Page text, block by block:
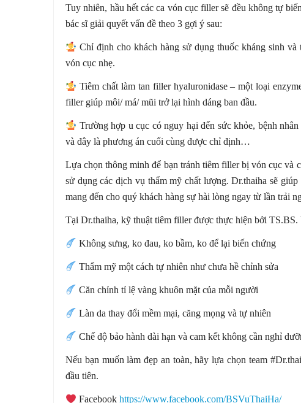
Tuy nhiên, hầu hết các ca vón cục filler sẽ đều không tự
bác sĩ giải quyết vấn đề theo 3 gợi ý sau:
Chỉ định cho khách hàng sử dụng thuốc kháng sinh
vón cục nhẹ.
Tiêm chất làm tan filler hyaluronidase – một loại
filler giúp môi/ má/ mũi trở lại hình dáng ban đầu.
Trường hợp u cục có nguy hại đến sức khỏe, bệnh
và đây là phương án cuối cùng được chỉ định…
Lựa chọn thông minh để bạn tránh tiêm filler bị vón cục và
sử dụng các dịch vụ thẩm mỹ chất lượng. Dr.thaiha sẽ
mang đến cho quý khách hàng sự hài lòng ngay từ lần trải
Tại Dr.thaiha, kỹ thuật tiêm filler được thực hiện bởi
️ Không sưng, ko đau, ko bầm, ko để lại biến chứng
️ Thẩm mỹ một cách tự nhiên như chưa hề chỉnh sửa
️ Căn chỉnh tỉ lệ vàng khuôn mặt của mỗi người
️ Làn da thay đổi mềm mại, căng mọng và tự nhiên
Chế độ bảo hành dài hạn và cam kết không cần nghỉ
Nếu bạn muốn làm đẹp an toàn, hãy lựa chọn team
đầu tiên.
Facebookhttps://www.facebook.com/BSVuThaiHa/